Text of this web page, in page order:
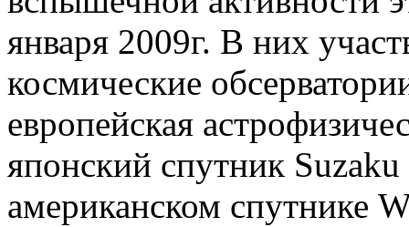
января 2009г. В них
космические
европейская
японский спутник
американском спутнике